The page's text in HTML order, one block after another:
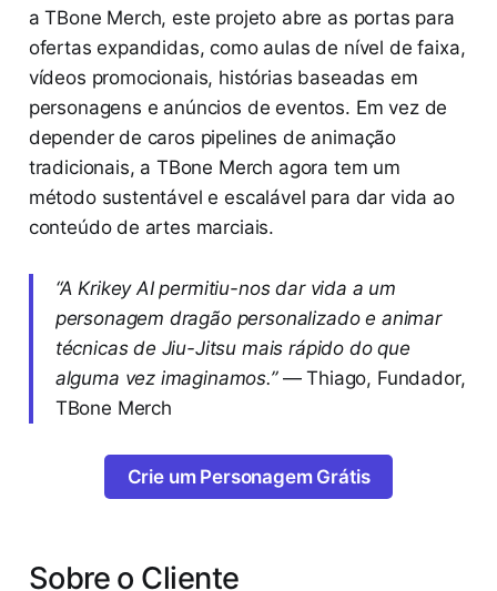
a TBone Merch, este projeto abre as portas para
ofertas expandidas, como aulas de nível de faixa,
vídeos promocionais, histórias baseadas em
personagens e anúncios de eventos. Em vez de
depender de caros pipelines de animação
tradicionais, a TBone Merch agora tem um
método sustentável e escalável para dar vida ao
conteúdo de artes marciais.
“A Krikey AI permitiu-nos dar vida a um
personagem dragão personalizado e animar
técnicas de Jiu-Jitsu mais rápido do que
alguma vez imaginamos.”— Thiago, Fundador,
TBone Merch
Crie um Personagem Grátis
Sobre o Cliente